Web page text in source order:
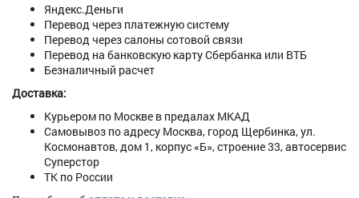
Яндекс.Деньги
Перевод через платежную систему
Перевод через салоны сотовой связи
Перевод на банковскую карту Сбербанка или ВТБ
Безналичный расчет
Доставка:
Курьером по Москве в предалах МКАД
Самовывоз по адресу Москва, город Щербинка, ул.
Космонавтов, дом 1, корпус «Б», строение 33, автосервис
Суперстор
ТК по России